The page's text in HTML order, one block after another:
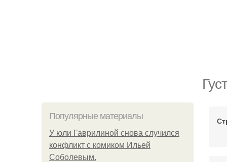
Популярные материалы
У юли Гаврилиной снова случился
конфликт с комиком Ильей
Соболевым.